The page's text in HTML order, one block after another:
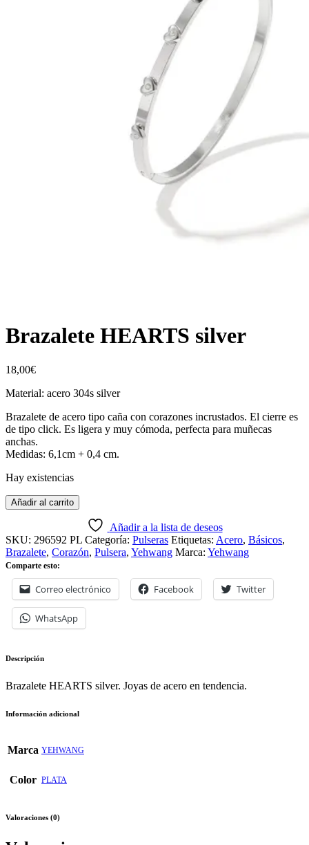
Brazalete HEARTS silver
18,00€
Material: acero 304s silver
Brazalete de acero tipo caña con corazones incrustados. El cierre es
de tipo click. Es ligera y muy cómoda, perfecta para muñecas
anchas.
Medidas: 6,1cm + 0,4 cm.
Hay existencias
Añadir al carrito
Añadir a la lista de deseos
SKU: 296592 PL Categoría: Pulseras Etiquetas: Acero, Básicos,
Brazalete, Corazón, Pulsera, Yehwang Marca: Yehwang
Comparte esto:
Correo electrónico Facebook Twitter
WhatsApp
Descripción
Brazalete HEARTS silver. Joyas de acero en tendencia.
Información adicional
Marca YEHWANG
Color PLATA
Valoraciones (0)